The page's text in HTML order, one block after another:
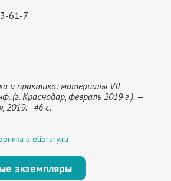
61-7
и практика: материалы VII
(г. Краснодар, февраль 2019 г.). —
2019. - 46 с.
в elibrary.ru
экземпляры